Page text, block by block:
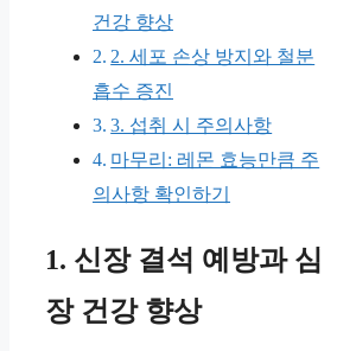
건강 향상
2. 세포 손상 방지와 철분
흡수 증진
3. 섭취 시 주의사항
마무리: 레몬 효능만큼 주
의사항 확인하기
1. 신장 결석 예방과 심
장 건강 향상